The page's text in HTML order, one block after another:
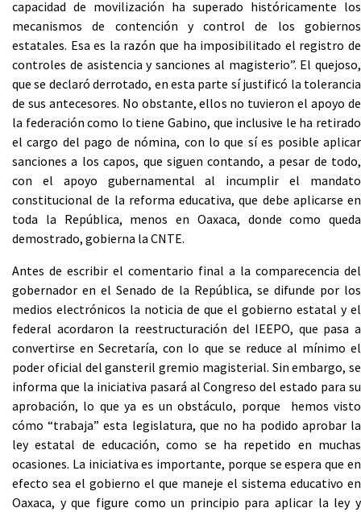
capacidad de movilización ha superado históricamente los
mecanismos de contención y control de los gobiernos
estatales. Esa es la razón que ha imposibilitado el registro de
controles de asistencia y sanciones al magisterio”. El quejoso,
que se declaró derrotado, en esta parte sí justificó la tolerancia
de sus antecesores. No obstante, ellos no tuvieron el apoyo de
la federación como lo tiene Gabino, que inclusive le ha retirado
el cargo del pago de nómina, con lo que sí es posible aplicar
sanciones a los capos, que siguen contando, a pesar de todo,
con el apoyo gubernamental al incumplir el mandato
constitucional de la reforma educativa, que debe aplicarse en
toda la República, menos en Oaxaca, donde como queda
demostrado, gobierna la CNTE.
Antes de escribir el comentario final a la comparecencia del
gobernador en el Senado de la República, se difunde por los
medios electrónicos la noticia de que el gobierno estatal y el
federal acordaron la reestructuración del IEEPO, que pasa a
convertirse en Secretaría, con lo que se reduce al mínimo el
poder oficial del gansteril gremio magisterial. Sin embargo, se
informa que la iniciativa pasará al Congreso del estado para su
aprobación, lo que ya es un obstáculo, porque hemos visto
cómo “trabaja” esta legislatura, que no ha podido aprobar la
ley estatal de educación, como se ha repetido en muchas
ocasiones. La iniciativa es importante, porque se espera que en
efecto sea el gobierno el que maneje el sistema educativo en
Oaxaca, y que figure como un principio para aplicar la ley y